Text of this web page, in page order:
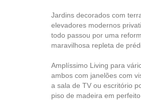
Jardins decorados com
elevadores modernos
todo passou por uma
maravilhosa repleta de
Amplíssimo Living para
ambos com janelões com
a sala de TV ou escritório
piso de madeira em